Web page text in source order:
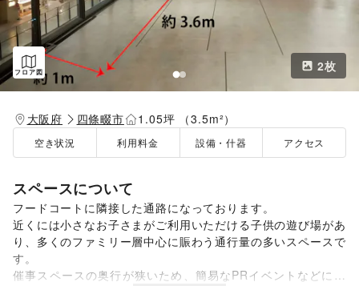
フロア図 2枚
大阪府 四條畷市 1.05坪 （3.5m²）
空き状況 利用料金 設備・什器 アクセス
スペースについて
フードコートに隣接した通路になっております。
近くには小さなお子さまがご利用いただける子供の遊び場があ
り、多くのファミリー層中心に賑わう通行量の多いスペースで
す。
催事スペースの奥行が狭いため、簡易なPRイベントなどに適